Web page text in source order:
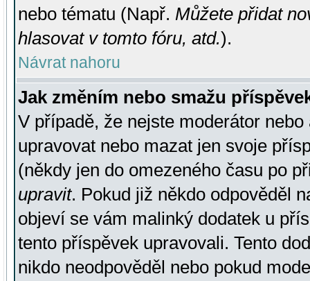
nebo tématu (Např. Můžete přidat
hlasovat v tomto fóru, atd.).
Návrat nahoru
Jak změním nebo smažu
V případě, že nejste moderátor
upravovat nebo mazat jen svoje
(někdy jen do omezeného času po
upravit. Pokud již někdo odpověděl
objeví se vám malinký dodatek u
tento příspěvek upravovali. Tento
nikdo neodpověděl nebo pokud